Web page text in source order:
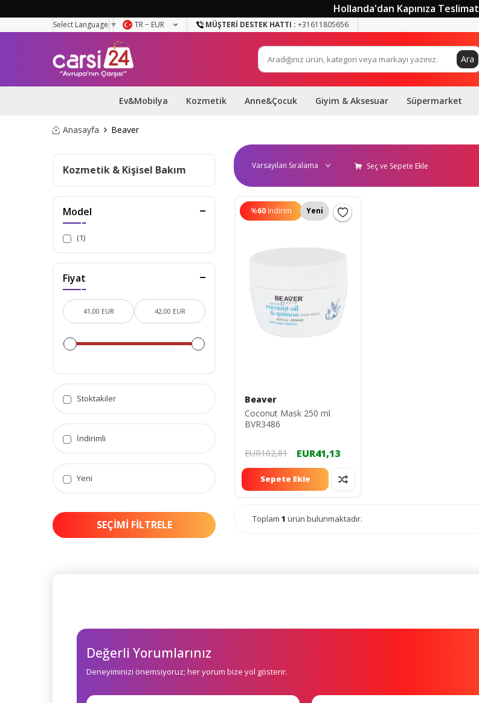
Hollanda'dan Kapınıza Teslimat
Select Language ▼ TR − EUR MÜŞTERI DESTEK HATTI : +31611805656
Ara
Ev&Mobilya Kozmetik Anne&Çocuk Giyim & Aksesuar Süpermarket
Anasayfa Beaver
Kozmetik & Kişisel Bakım
Model
(1)
Fiyat
Stoktakiler
İndirimli
Yeni
SEÇIMI FILTRELE
Seç ve Sepete Ekle
%60 İndirim Yeni
Beaver
Coconut Mask 250 ml
BVR3486
EUR102,81 EUR41,13
Sepete Ekle
Toplam 1 ürün bulunmaktadır.
Değerli Yorumlarınız
Deneyiminizi önemsiyoruz; her yorum bize yol gösterir.